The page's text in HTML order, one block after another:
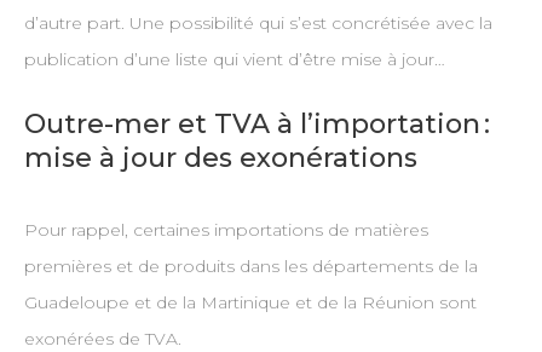
d’autre part. Une possibilité qui s’est concrétisée avec la
publication d’une liste qui vient d’être mise à jour…
Outre-mer et TVA à l’importation :
mise à jour des exonérations
Pour rappel, certaines importations de matières
premières et de produits dans les départements de la
Guadeloupe et de la Martinique et de la Réunion sont
exonérées de TVA.